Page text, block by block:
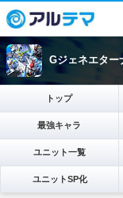
Gジェネエター
トップ
最強キャラ
ユニット一覧
ユニットSP化